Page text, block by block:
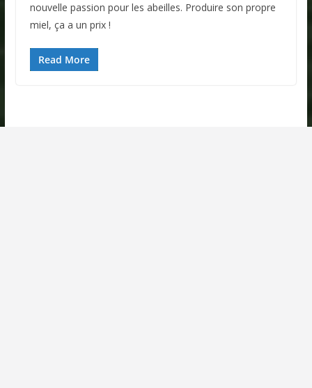
nouvelle passion pour les abeilles. Produire son propre
miel, ça a un prix !
Read More